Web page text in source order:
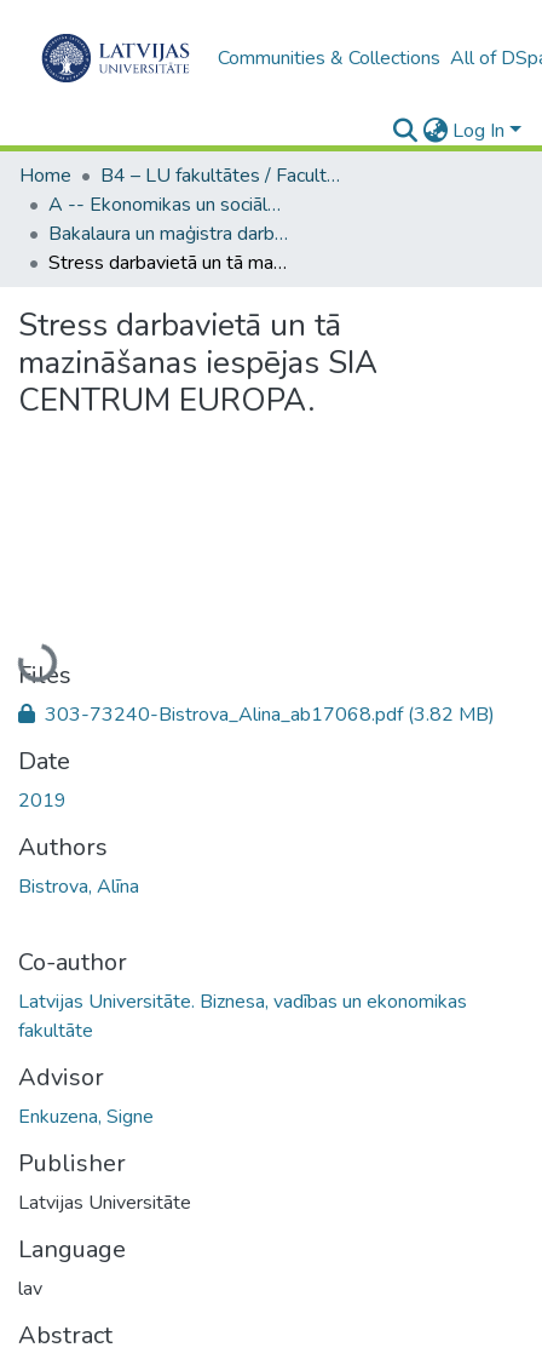
Communities & Collections All of
Log In
Home
B4 – LU fakultātes / Faculties of the UL
A -- Ekonomikas un sociālo zinātņu fakultāte / Faculty of Economics and Social Sciences
Bakalaura un maģistra darbi (ESZF) / Bachelor's and Master's theses
Stress darbavietā un tā mazināšanas iespējas SIA CENTRUM EUROPA.
Stress darbavietā un tā
mazināšanas iespējas SIA
CENTRUM EUROPA.
Loading...
Files
303-73240-Bistrova_Alina_ab17068.pdf(3.82 MB)
Date
2019
Authors
Bistrova, Alīna
Co-author
Latvijas Universitāte. Biznesa, vadības un ekonomikas
fakultāte
Advisor
Enkuzena, Signe
Publisher
Latvijas Universitāte
Language
lav
Abstract